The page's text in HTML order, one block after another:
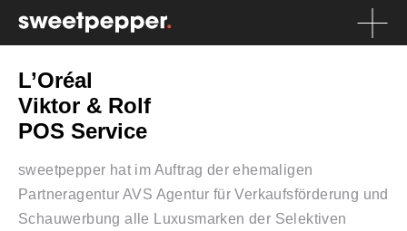
L’Oréal
Viktor & Rolf
POS Service
sweetpepper hat im Auftrag der ehemaligen
Partneragentur AVS Agentur für Verkaufsförderung und
Schauwerbung alle Luxusmarken der Selektiven